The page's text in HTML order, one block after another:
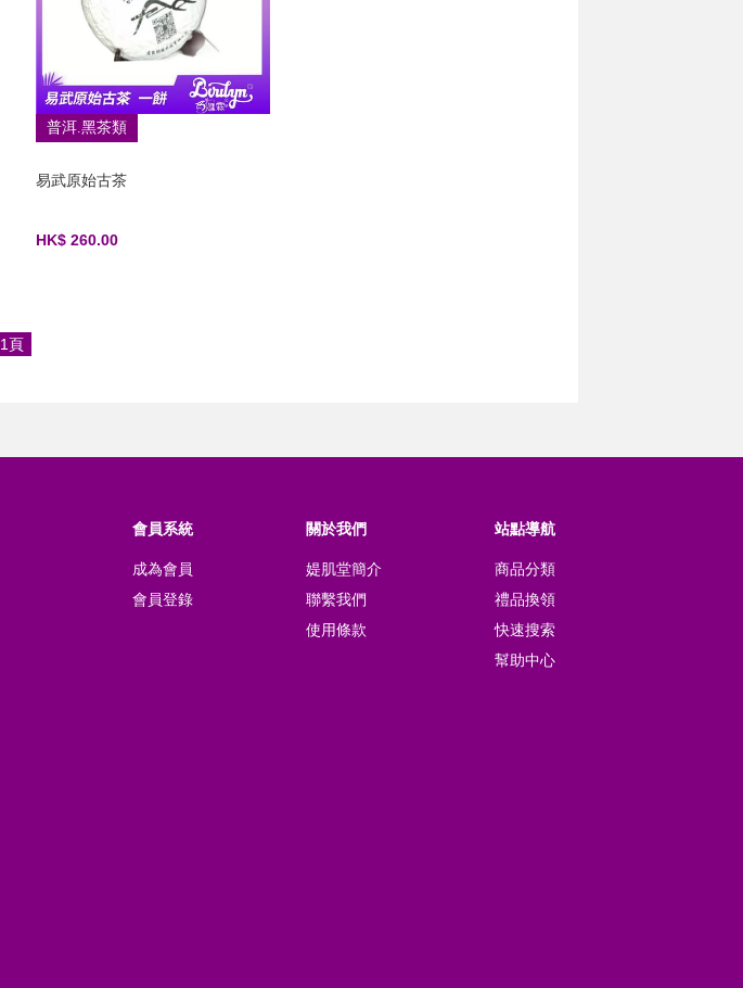
普洱.黑茶類
易武原始古茶
HK$ 260.00
1頁
站點導航
商品分類
禮品換領
快速搜索
幫助中心
關於我們
媞肌堂簡介
聯繫我們
使用條款
會員系統
成為會員
會員登錄